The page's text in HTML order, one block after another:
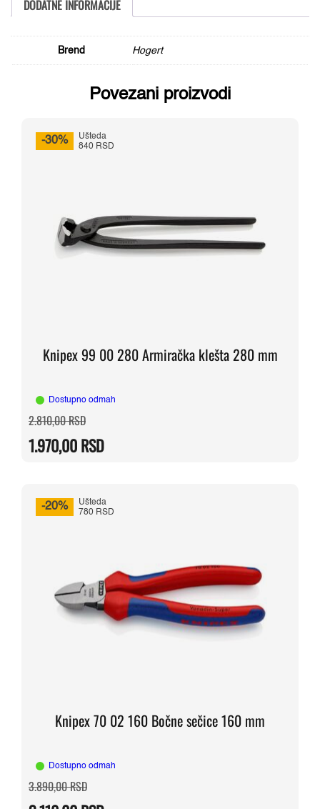
1/2"
DODATNE INFORMACIJE
Brend Hogert
Povezani proizvodi
-30%
Ušteda
840 RSD
Knipex 99 00 280 Armiračka klešta 280 mm
Dostupno odmah
2.810,00RSDOriginalna
cena
bila:
2.810,00 RSD.
1.970,00RSD
Trenutna
cena
1.970,00 RSD.
-20%
Ušteda
780 RSD
Knipex 70 02 160 Bočne sečice 160 mm
Dostupno odmah
3.890,00RSDOriginalna
cena
Trenutna
cena